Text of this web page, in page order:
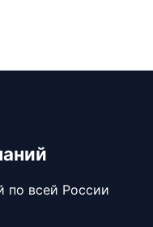
по всей России